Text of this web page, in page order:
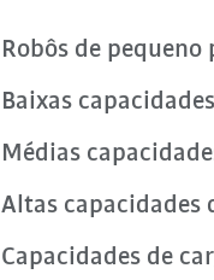
Robôs de pequeno
Baixas
Médias
Altas capacidades
Capacidades de